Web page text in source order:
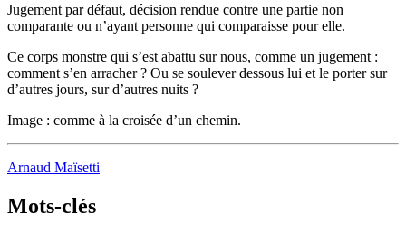
Jugement par défaut, décision rendue contre une partie non
comparante ou n’ayant personne qui comparaisse pour elle.
Ce corps monstre qui s’est abattu sur nous, comme un jugement :
comment s’en arracher ? Ou se soulever dessous lui et le porter sur
d’autres jours, sur d’autres nuits ?
Image : comme à la croisée d’un chemin.
Arnaud Maïsetti
Mots-clés